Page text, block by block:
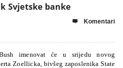
Svjetske banke
 Komentari
imenovat će u srijedu novog
Zoellicka, bivšeg zaposlenika State